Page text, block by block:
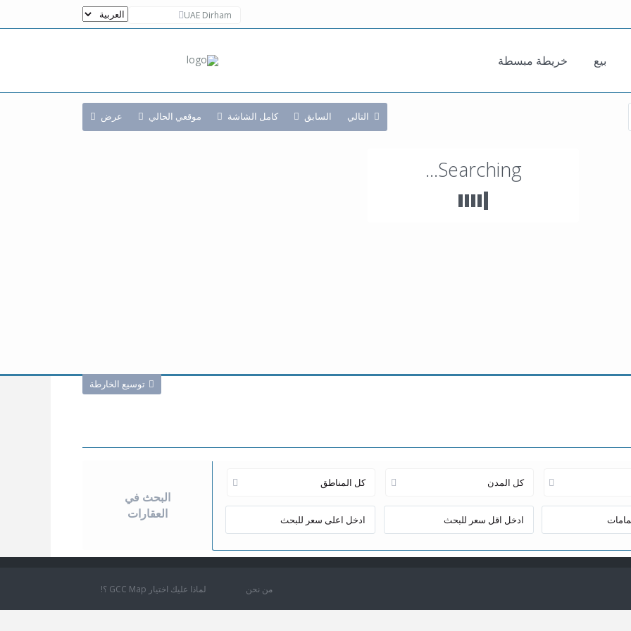
UAE Dirham
بيع خريطة مبسطة
Searching...
توسيع الخارطة
عرض موقعي الحالي كامل الشاشة السابق التالي
كل المدن كل المناطق
There are no properties listed on this
من نحن لماذا عليك اختيار GCC Map ؟!